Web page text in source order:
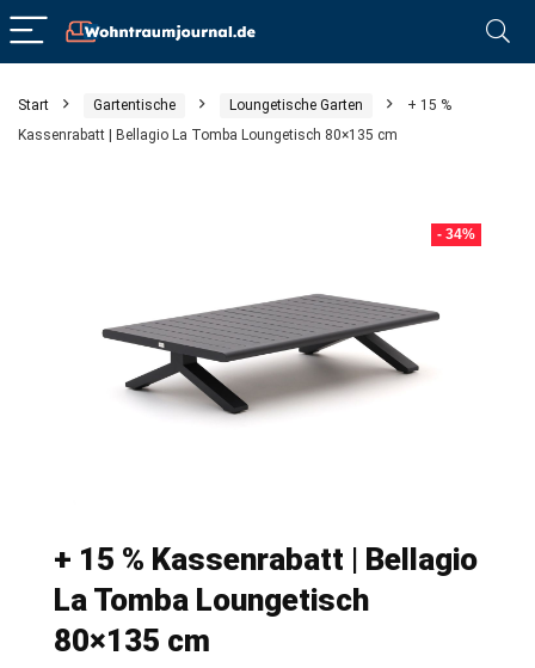
Start Gartentische Loungetische Garten
+ 15 %
Kassenrabatt | Bellagio La Tomba Loungetisch 80×135 cm
- 34%
+ 15 % Kassenrabatt | Bellagio
La Tomba Loungetisch
80×135 cm